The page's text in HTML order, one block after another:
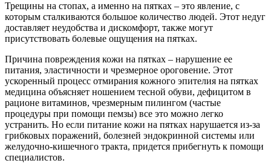
Трещины на стопах, а именно на пятках – это явление, с
которым сталкиваются большое количество людей. Этот недуг
доставляет неудобства и дискомфорт, также могут
присутствовать болевые ощущения на пятках.
Причина повреждения кожи на пятках – нарушение ее
питания, эластичности и чрезмерное ороговение. Этот
ускоренный процесс отмирания кожного эпителия на пятках
медицина объясняет ношением тесной обуви, дефицитом в
рационе витаминов, чрезмерным пилингом (частые
процедуры при помощи пемзы) все это можно легко
устранить. Но если питание кожи на пятках нарушается из-за
грибковых поражений, болезней эндокринной системы или
желудочно-кишечного тракта, придется прибегнуть к помощи
специалистов.